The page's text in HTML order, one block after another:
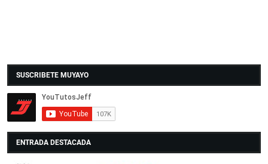
SUSCRIBETE MUYAYO
ENTRADA DESTACADA